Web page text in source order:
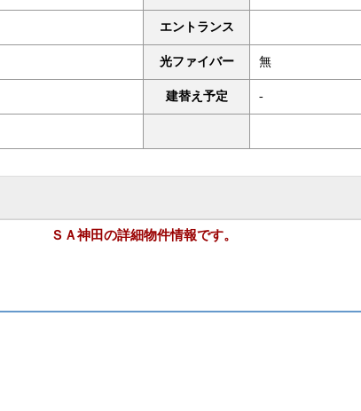
エントランス
光ファイバー 無
建替え予定 -
ＳＡ神田の詳細物件情報です。